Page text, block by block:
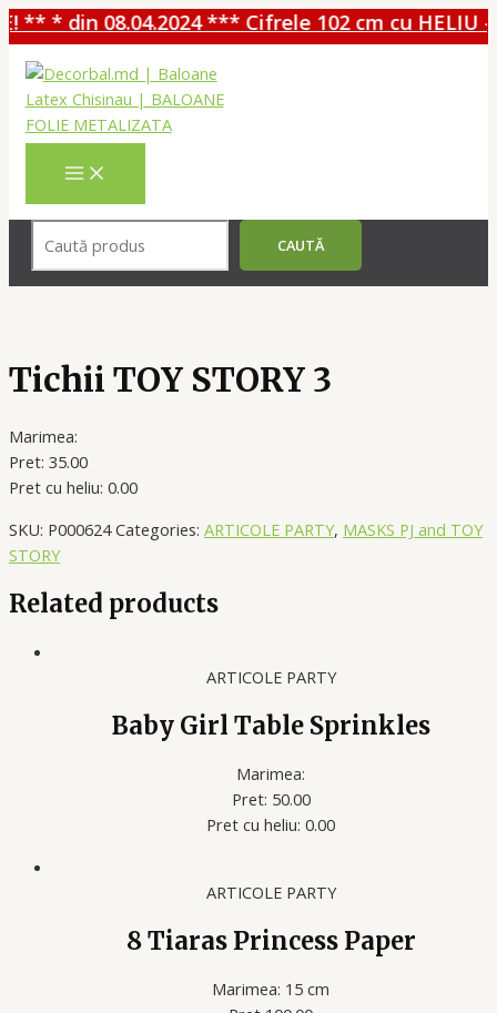
** * din 08.04.2024 *** Cifrele 102 cm cu HELIU -
Перейти
содержимому
MAIN
MENU
CAUTĂ
Tichii TOY STORY 3
Marimea:
Pret: 35.00
Pret cu heliu: 0.00
SKU: P000624 Categories: ARTICOLE PARTY, MASKS PJ and TOY
STORY
Related products
ARTICOLE PARTY
Baby Girl Table Sprinkles
Marimea:
Pret: 50.00
Pret cu heliu: 0.00
ARTICOLE PARTY
8 Tiaras Princess Paper
Marimea: 15 cm